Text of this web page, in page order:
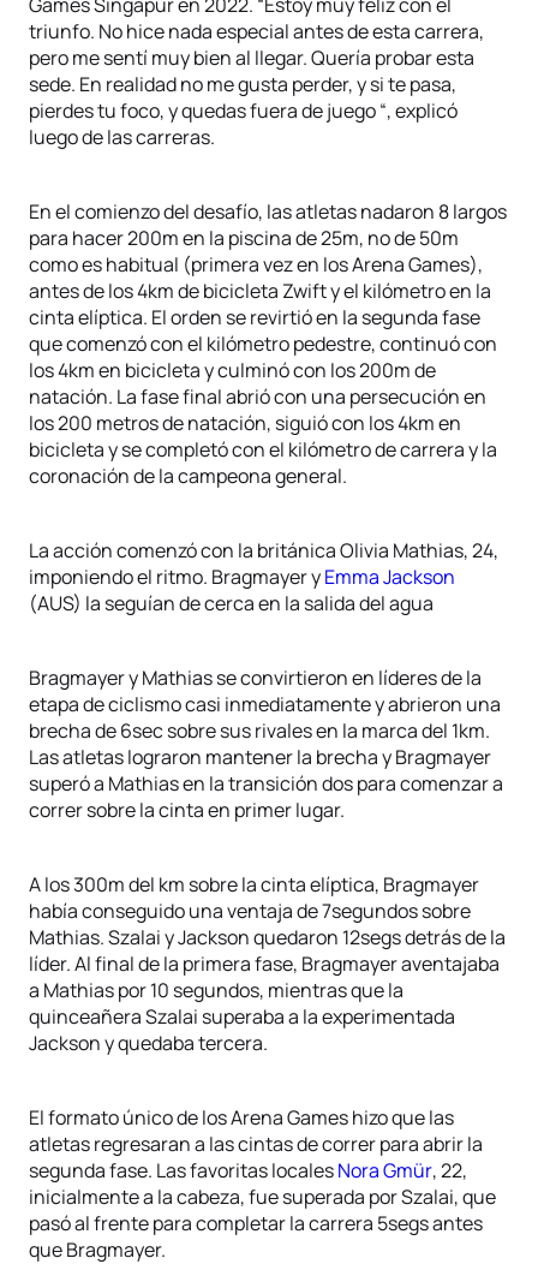
triunfo. No hice nada especial antes de esta carrera,
pero me sentí muy bien al llegar. Quería probar esta
sede. En realidad no me gusta perder, y si te pasa,
pierdes tu foco, y quedas fuera de juego “, explicó
luego de las carreras.
En el comienzo del desafío, las atletas nadaron 8 largos
para hacer 200m en la piscina de 25m, no de 50m
como es habitual (primera vez en los Arena Games),
antes de los 4km de bicicleta Zwift y el kilómetro en la
cinta elíptica. El orden se revirtió en la segunda fase
que comenzó con el kilómetro pedestre, continuó con
los 4km en bicicleta y culminó con los 200m de
natación. La fase final abrió con una persecución en
los 200 metros de natación, siguió con los 4km en
bicicleta y se completó con el kilómetro de carrera y la
coronación de la campeona general.
La acción comenzó con la británica Olivia Mathias, 24,
imponiendo el ritmo. Bragmayer yEmma Jackson
(AUS) la seguían de cerca en la salida del agua
Bragmayer y Mathias se convirtieron en líderes de la
etapa de ciclismo casi inmediatamente y abrieron una
brecha de 6sec sobre sus rivales en la marca del 1km.
Las atletas lograron mantener la brecha y Bragmayer
superó a Mathias en la transición dos para comenzar a
correr sobre la cinta en primer lugar.
A los 300m del km sobre la cinta elíptica, Bragmayer
había conseguido una ventaja de 7segundos sobre
Mathias. Szalai y Jackson quedaron 12segs detrás de la
líder. Al final de la primera fase, Bragmayer aventajaba
a Mathias por 10 segundos, mientras que la
quinceañera Szalai superaba a la experimentada
Jackson y quedaba tercera.
El formato único de los Arena Games hizo que las
atletas regresaran a las cintas de correr para abrir la
segunda fase. Las favoritas localesNora Gmür, 22,
inicialmente a la cabeza, fue superada por Szalai, que
pasó al frente para completar la carrera 5segs antes
que Bragmayer.